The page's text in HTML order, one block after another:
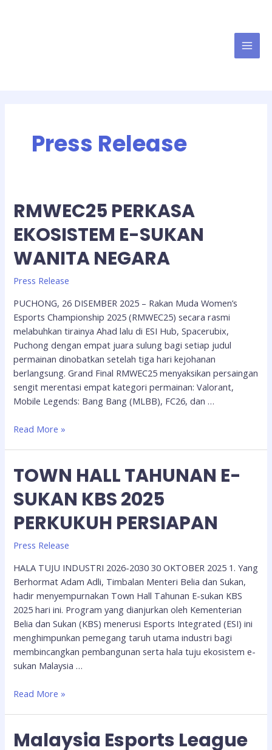
Press Release
RMWEC25 PERKASA
EKOSISTEM E-SUKAN
WANITA NEGARA
Press Release
PUCHONG, 26 DISEMBER 2025 – Rakan Muda Women’s
Esports Championship 2025 (RMWEC25) secara rasmi
melabuhkan tirainya Ahad lalu di ESI Hub, Spacerubix,
Puchong dengan empat juara sulung bagi setiap judul
permainan dinobatkan setelah tiga hari kejohanan
berlangsung. Grand Final RMWEC25 menyaksikan persaingan
sengit merentasi empat kategori permainan: Valorant,
Mobile Legends: Bang Bang (MLBB), FC26, dan …
Read More »
TOWN HALL TAHUNAN E-
SUKAN KBS 2025
PERKUKUH PERSIAPAN
Press Release
HALA TUJU INDUSTRI 2026-2030 30 OKTOBER 2025 1. Yang
Berhormat Adam Adli, Timbalan Menteri Belia dan Sukan,
hadir menyempurnakan Town Hall Tahunan E-sukan KBS
2025 hari ini. Program yang dianjurkan oleh Kementerian
Belia dan Sukan (KBS) menerusi Esports Integrated (ESI) ini
menghimpunkan pemegang taruh utama industri bagi
membincangkan pembangunan serta hala tuju ekosistem e-
sukan Malaysia …
Read More »
Malaysia Esports League